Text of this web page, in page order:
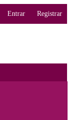
Entrar Registrar